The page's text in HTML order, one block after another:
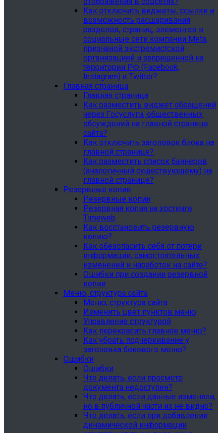
Как отключить виджеты, ссылки и
возможность расшаривания
разделов, страниц, элементов в
социальные сети компании Meta,
признаной экстремистской
организацией и запрещенной на
территории РФ (Facebook,
Instagram) и Twitter?
Главная страница
Главная страница
Как разместить виджет обращений
через Госуслуги, общественных
обсуждений на главной странице
сайта?
Как отключить заголовок блока на
главной странице?
Как разместить список баннеров
(аналогичный существующему) на
главной странице?
Резервные копии
Резервные копии
Резервная копия на хостинге
Timeweb
Как восстановить резервную
копию?
Как обезопасить себя от потери
информации, самостоятельных
изменений и наработок на сайте?
Ошибки при создании резервной
копии
Меню, структура сайта
Меню, структура сайта
Изменить цвет пунктов меню
Управление структурой
Как перекрасить главное меню?
Как убрать подчеркивание у
заголовка бокового меню?
Ошибки
Ошибки
Что делать, если просмотр
документа недоступен?
Что делать, если данные изменяли,
но в публичной части их не видно?
Что делать, если при добавлении
динамической информации